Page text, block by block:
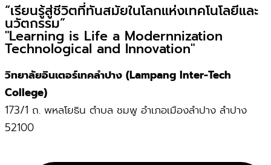
“เรียนรู้สู่ชีวิตที่ทันสมัยในโลกแห่งเทคโนโลยีและ
นวัตกรรม”
"Learning is Life a Modernnization
Technological and Innovation"
วิทยาลัยอินเตอร์เทคลำปาง (Lampang Inter-Tech
College)
173/1 ถ. พหลโยธิน ตำบล ชมพู อำเภอเมืองลำปาง ลำปาง
52100